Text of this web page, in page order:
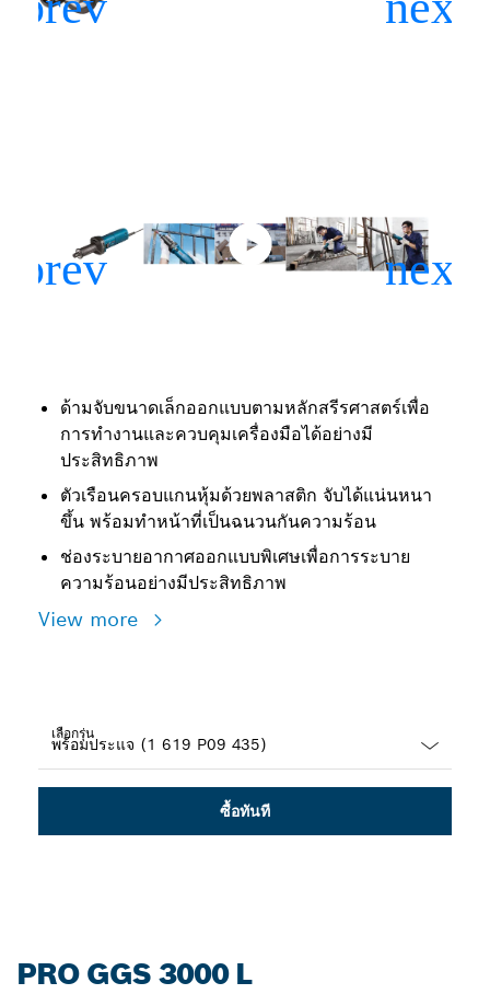
ด้ามจับขนาดเล็กออกแบบตามหลักสรีรศาสตร์เพื่อ
การทำงานและควบคุมเครื่องมือได้อย่างมี
ประสิทธิภาพ
ตัวเรือนครอบแกนหุ้มด้วยพลาสติก จับได้แน่นหนา
ขึ้น พร้อมทำหน้าที่เป็นฉนวนกันความร้อน
ช่องระบายอากาศออกแบบพิเศษเพื่อการระบาย
ความร้อนอย่างมีประสิทธิภาพ
View more
เลือกรุ่น
ซื้อทันที
PRO GGS 3000 L